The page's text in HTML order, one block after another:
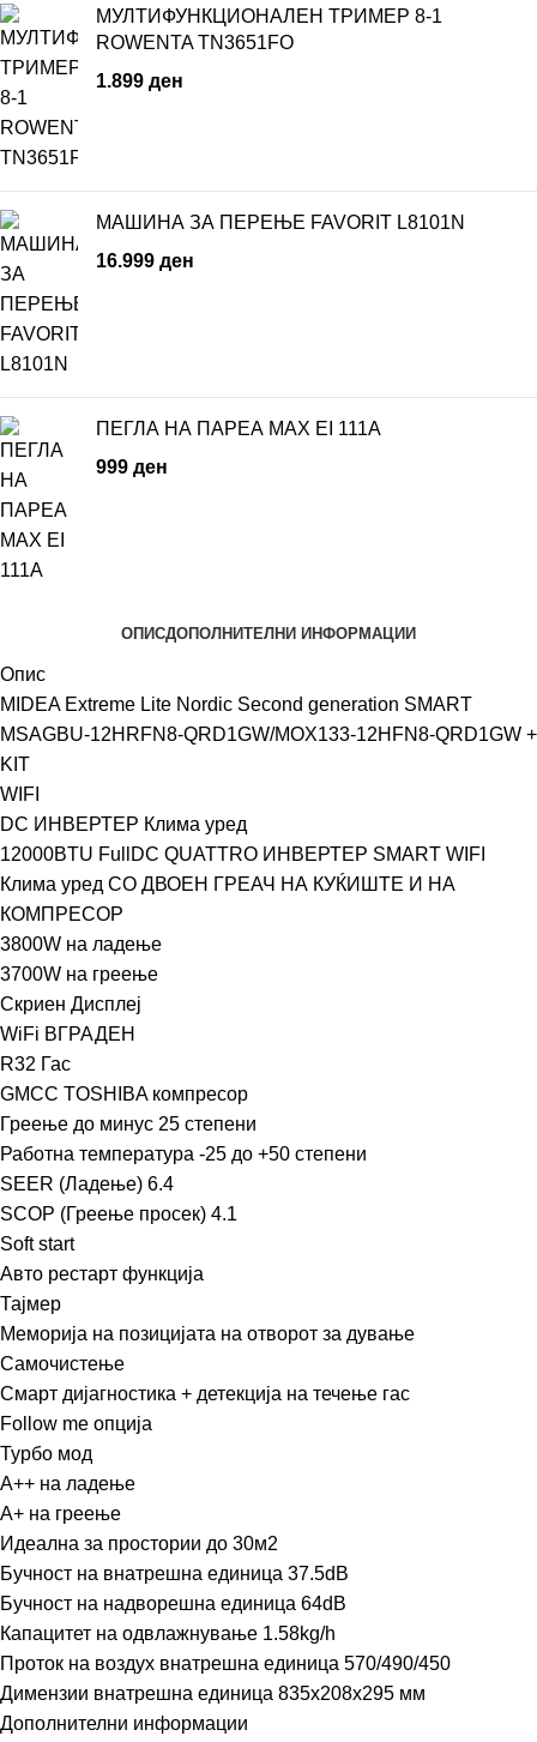
МУЛТИФУНКЦИОНАЛЕН ТРИМЕР 8-1
ROWENTA TN3651FO
1.899 ден
МАШИНА ЗА ПЕРЕЊЕ FAVORIT L8101N
16.999 ден
ПЕГЛА НА ПАРЕА MAX EI 111A
999 ден
ОПИСДОПОЛНИТЕЛНИ ИНФОРМАЦИИ
Опис
MIDEA Extreme Lite Nordic Second generation SMART
MSAGBU-12HRFN8-QRD1GW/MOX133-12HFN8-QRD1GW +
KIT
WIFI
DC ИНВЕРТЕР Клима уред
12000BTU FullDC QUATTRO ИНВЕРТЕР SMART WIFI
Клима уред СО ДВОЕН ГРЕАЧ НА КУЌИШТЕ И НА
КОМПРЕСОР
3800W на ладење
3700W на греење
Скриен Дисплеј
WiFi ВГРАДЕН
R32 Гас
GMCC TOSHIBA компресор
Греење до минус 25 степени
Работна температура -25 до +50 степени
SEER (Ладење) 6.4
SCOP (Греење просек) 4.1
Soft start
Авто рестарт функција
Тајмер
Меморија на позицијата на отворот за дување
Самочистење
Смарт дијагностика + детекција на течење гас
Follow me опција
Турбо мод
A++ на ладење
А+ на греење
Идеална за простории до 30м2
Бучност на внатрешна единица 37.5dB
Бучност на надворешна единица 64dB
Капацитет на одвлажнување 1.58kg/h
Проток на воздух внатрешна единица 570/490/450
Димензии внатрешна единица 835x208x295 мм
Дополнителни информации